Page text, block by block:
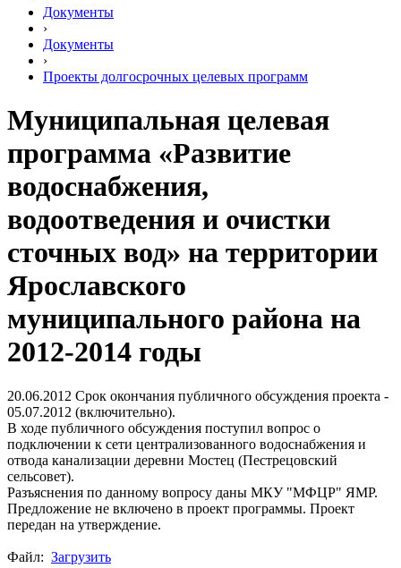
Документы
›
Документы
›
Проекты долгосрочных целевых программ
Муниципальная целевая
программа «Развитие
водоснабжения,
водоотведения и очистки
сточных вод» на территории
Ярославского
муниципального района на
2012-2014 годы
20.06.2012 Срок окончания публичного обсуждения проекта -
05.07.2012 (включительно).
В ходе публичного обсуждения поступил вопрос о
подключении к сети централизованного водоснабжения и
отвода канализации деревни Мостец (Пестрецовский
сельсовет).
Разъяснения по данному вопросу даны МКУ "МФЦР" ЯМР.
Предложение не включено в проект программы. Проект
передан на утверждение.
Файл: Загрузить